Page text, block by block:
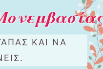
ΚΑΙ ΝΑ